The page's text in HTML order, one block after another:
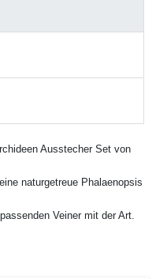
Ausstecher Set von
naturgetreue Phalaenopsis
Veiner mit der Art.